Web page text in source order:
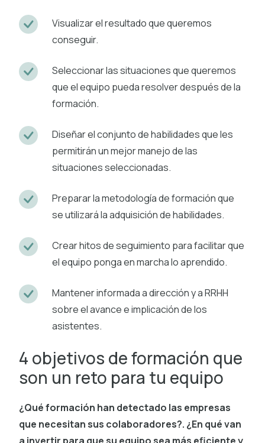
Visualizar el resultado que queremos
conseguir.
Seleccionar las situaciones que queremos
que el equipo pueda resolver después de la
formación.
Diseñar el conjunto de habilidades que les
permitirán un mejor manejo de las
situaciones seleccionadas.
Preparar la metodología de formación que
se utilizará la adquisición de habilidades.
Crear hitos de seguimiento para facilitar que
el equipo ponga en marcha lo aprendido.
Mantener informada a dirección y a RRHH
sobre el avance e implicación de los
asistentes.
4 objetivos de formación que
son un reto para tu equipo
¿Qué formación han detectado las empresas
que necesitan sus colaboradores?. ¿En qué van